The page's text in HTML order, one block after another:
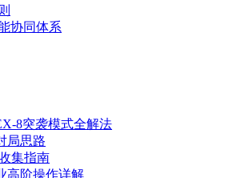
协同体系
8突袭模式全解法
局思路
集指南
高阶操作详解